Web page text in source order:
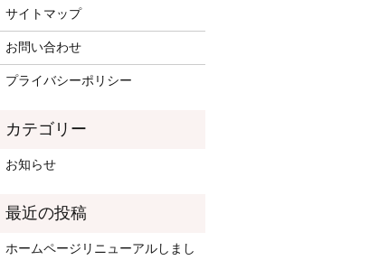
サイトマップ
お問い合わせ
プライバシーポリシー
お知らせ
ホームページリニューアルしまし